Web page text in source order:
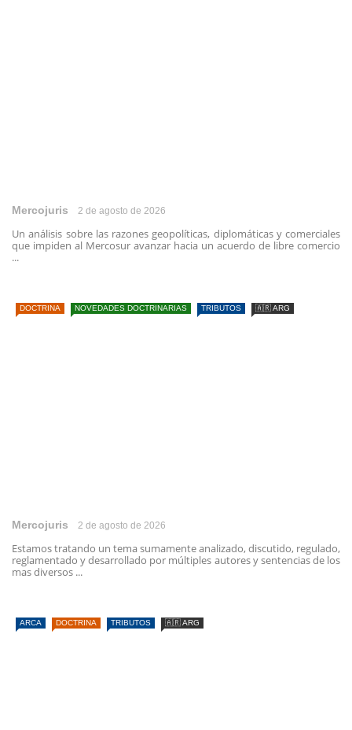
Mercojuris 2 de agosto de 2026
Un análisis sobre las razones geopolíticas, diplomáticas y comerciales
que impiden al Mercosur avanzar hacia un acuerdo de libre comercio
...
DOCTRINA NOVEDADES DOCTRINARIAS TRIBUTOS 🇦🇷 ARG
Mercojuris 2 de agosto de 2026
Estamos tratando un tema sumamente analizado, discutido, regulado,
reglamentado y desarrollado por múltiples autores y sentencias de los
mas diversos ...
ARCA DOCTRINA TRIBUTOS 🇦🇷 ARG